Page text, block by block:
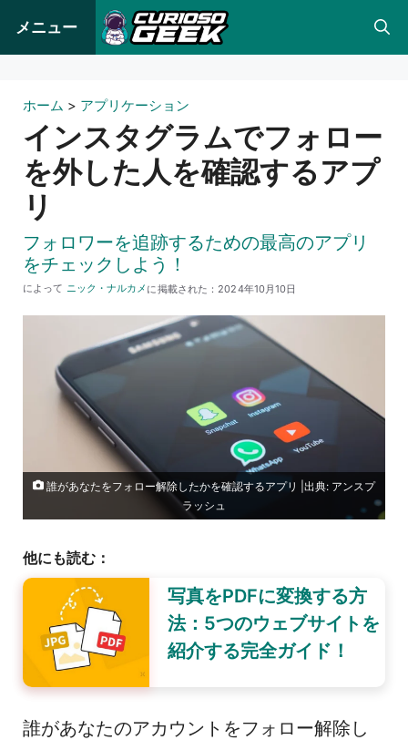
ン
メニュー
ホーム > アプリケーション
インスタグラムでフォロー
を外した人を確認するアプ
リ
フォロワーを追跡するための最高のアプリ
をチェックしよう！
に掲載された： 2024年10月10日
によって ニック・ナルカメ
誰があなたをフォロー解除したかを確認するアプリ |出典: アンスプ
ラッシュ
他にも読む：
写真をPDFに変換する方
法：5つのウェブサイトを
紹介する完全ガイド！
誰があなたのアカウントをフォロー解除し